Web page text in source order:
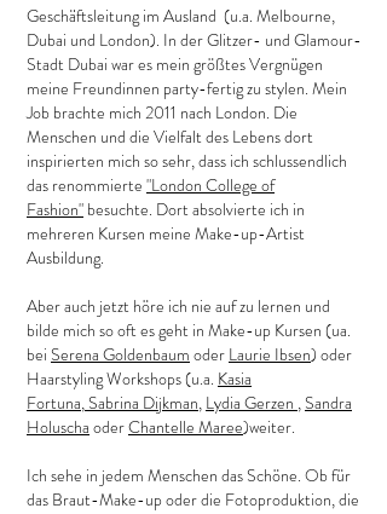
Geschäftsleitung im Ausland (u.a. Melbourne,
Dubai und London). In der Glitzer- und Glamour-
Stadt Dubai war es mein größtes Vergnügen
meine Freundinnen party-fertig zu stylen. Mein
Job brachte mich 2011 nach London. Die
Menschen und die Vielfalt des Lebens dort
inspirierten mich so sehr, dass ich schlussendlich
das renommierte "London College of
Fashion" besuchte. Dort absolvierte ich in
mehreren Kursen meine Make-up-Artist
Ausbildung.
Aber auch jetzt höre ich nie auf zu lernen und
bilde mich so oft es geht in Make-up Kursen (ua.
bei Serena Goldenbaum oder Laurie Ibsen) oder
Haarstyling Workshops (u.a. Kasia
Fortuna,Sabrina Dijkman, Lydia Gerzen ,Sandra
Holuscha oderChantelle Maree)weiter.
Ich sehe in jedem Menschen das Schöne. Ob für
das Braut-Make-up oder die Fotoproduktion, die